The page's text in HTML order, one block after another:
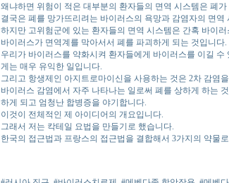
왜냐하면 위험이 적은 대부분의 환자들의 면역 시스템은 폐
결국은 폐를 망가뜨리려는 바이러스의 욕망과 감염자의 면
하지만 고위험군에 있는 환자들의 면역 시스템은 간혹 바이
바이러스가 면역계를 막아서서 폐를 파괴하게 되는 것입니다.
우리가 바이러스를 약화시켜 환자들에게 바이러스를 이길
게는 매우 유익한 일입니다.
그리고 항생제인 아지트로마이신을 사용하는 것은 2차 감염
바이러스 감염에서 자주 나타나는 일로써 폐를 상하게 하는
하게 되고 엄청난 합병증을 야기합니다.
이것이 전체적인 제 아이디어의 개요입니다.
그래서 저는 칵테일 요법을 만들기로 했습니다.
한국의 접근법과 프랑스의 접근법을 결합해서 3가지의 약물